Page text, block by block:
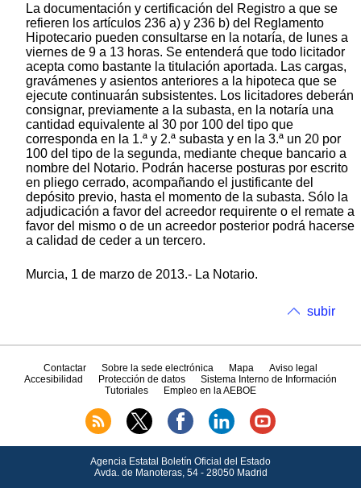
La documentación y certificación del Registro a que se
refieren los artículos 236 a) y 236 b) del Reglamento
Hipotecario pueden consultarse en la notaría, de lunes a
viernes de 9 a 13 horas. Se entenderá que todo licitador
acepta como bastante la titulación aportada. Las cargas,
gravámenes y asientos anteriores a la hipoteca que se
ejecute continuarán subsistentes. Los licitadores deberán
consignar, previamente a la subasta, en la notaría una
cantidad equivalente al 30 por 100 del tipo que
corresponda en la 1.ª y 2.ª subasta y en la 3.ª un 20 por
100 del tipo de la segunda, mediante cheque bancario a
nombre del Notario. Podrán hacerse posturas por escrito
en pliego cerrado, acompañando el justificante del
depósito previo, hasta el momento de la subasta. Sólo la
adjudicación a favor del acreedor requirente o el remate a
favor del mismo o de un acreedor posterior podrá hacerse
a calidad de ceder a un tercero.
Murcia, 1 de marzo de 2013.- La Notario.
subir
Contactar Sobre la sede electrónica Mapa
Aviso legal
Accesibilidad
Protección de datos
Sistema Interno de Información
Tutoriales
Empleo en la AEBOE
Agencia Estatal Boletín Oficial del Estado
Avda. de Manoteras, 54 - 28050 Madrid